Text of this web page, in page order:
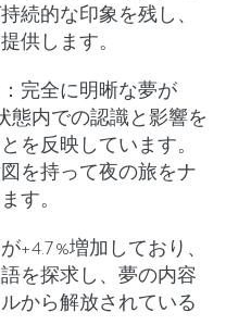
続的な印象を残し、
供します。
：完全に明晰な夢が
態内での認識と影響を
を反映しています。
を持って夜の旅をナ
す。
+4.7%増加しており、
を探求し、夢の内容
から解放されている